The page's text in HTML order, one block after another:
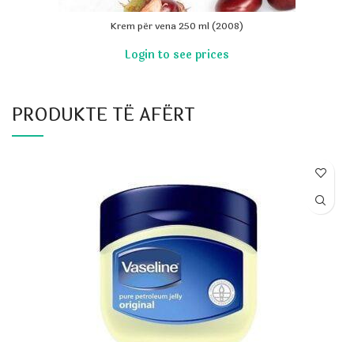
Krem për vena 250 ml (2008)
PRODUKTE TË AFËRT